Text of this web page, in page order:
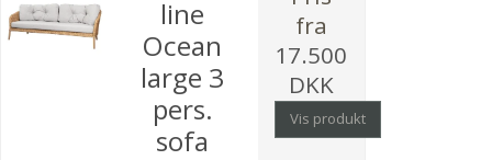
line
Ocean
large 3
pers.
sofa
fra
17.500
DKK
Vis produkt